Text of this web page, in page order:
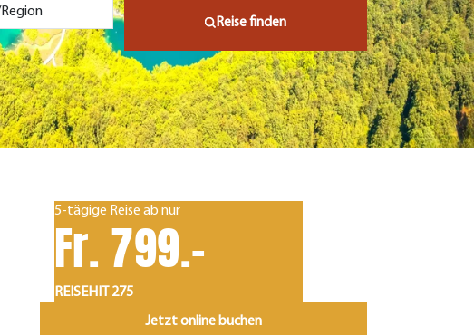
Reise finden
5-tägige Reise ab nur
Fr. 799.-
REISEHIT 275
Jetzt online buchen